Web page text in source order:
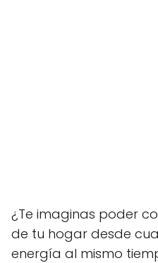
¿Te imaginas poder
de tu hogar desde
energía al mismo